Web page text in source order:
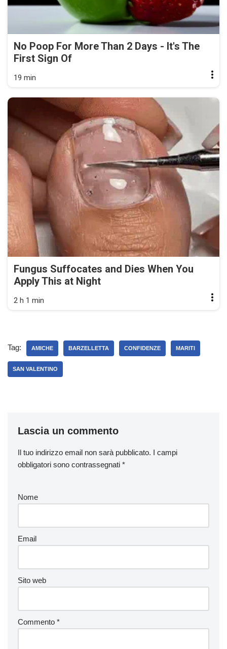
No Poop For More Than 2 Days - It's The
First Sign Of
19 min
Fungus Suffocates and Dies When You
Apply This at Night
2 h 1 min
Tag: AMICHE BARZELLETTA CONFIDENZE MARITI
SAN VALENTINO
Lascia un commento
Il tuo indirizzo email non sarà pubblicato. I campi
obbligatori sono contrassegnati *
Nome
Email
Sito web
Commento *